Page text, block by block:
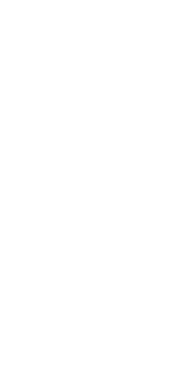
puede participar con
especialidades de
caramelizada de